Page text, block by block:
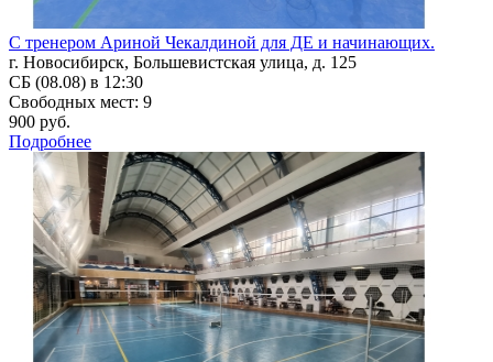
С тренером Ариной Чекалдиной для ДЕ и начинающих.
г. Новосибирск, Большевистская улица, д. 125
СБ (08.08) в 12:30
Свободных мест: 9
900 руб.
Подробнее